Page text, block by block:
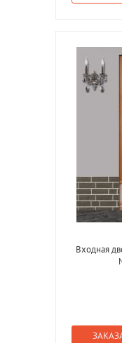
Входная